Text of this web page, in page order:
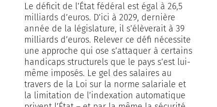
Le déficit de l’État fédéral est égal à 26,5
milliards d’euros. D’ici à 2029, dernière
année de la législature, il s’élèverait à 39
milliards d’euros. Relever ce défi nécessite
une approche qui ose s’attaquer à certains
handicaps structurels que le pays s’est lui-
même imposés. Le gel des salaires au
travers de la Loi sur la norme salariale et
la limitation de l’indexation automatique